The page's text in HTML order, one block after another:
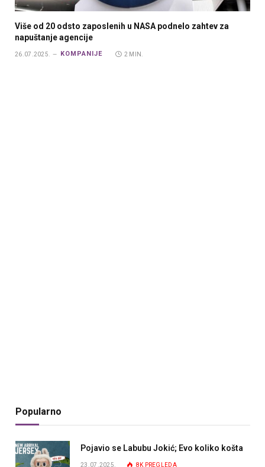
Više od 20 odsto zaposlenih u NASA podnelo zahtev za
napuštanje agencije
26.07.2025. KOMPANIJE 2 MIN.
Popularno
Pojavio se Labubu Jokić; Evo koliko košta
23.07.2025. 8K PREGLEDA